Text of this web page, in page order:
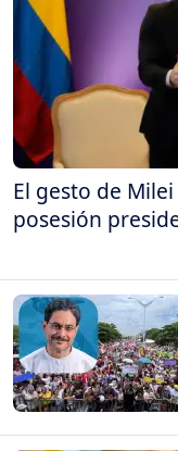
El gesto de
posesión